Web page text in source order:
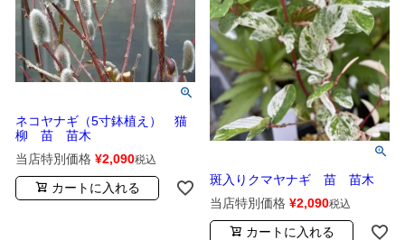
ネコヤナギ（5寸鉢植え） 猫
柳 苗 苗木
当店特別価格 ¥2,090税込
カートに入れる
斑入りクマヤナギ 苗 苗木
当店特別価格 ¥2,090税込
カートに入れる